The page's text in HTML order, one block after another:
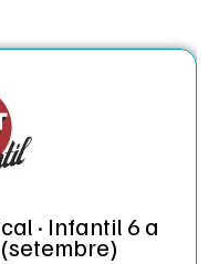
· Infantil 6 a
(setembre)